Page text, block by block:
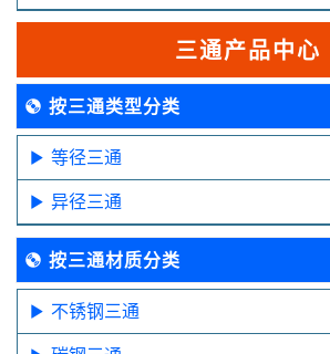
三通产品中心
按三通类型分类
等径三通
异径三通
按三通材质分类
不锈钢三通